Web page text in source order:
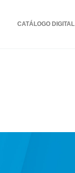
CATÁLOGO DIGITAL